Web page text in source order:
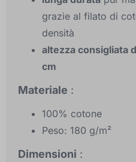
grazie al filato di
densità
altezza consigliata
cm
Materiale :
100% cotone
Peso: 180 g/m²
Dimensioni :